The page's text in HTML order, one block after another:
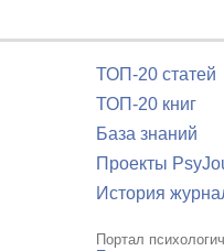
ТОП-20 статей
ТОП-20 книг
База знаний
Проекты
История
Портал